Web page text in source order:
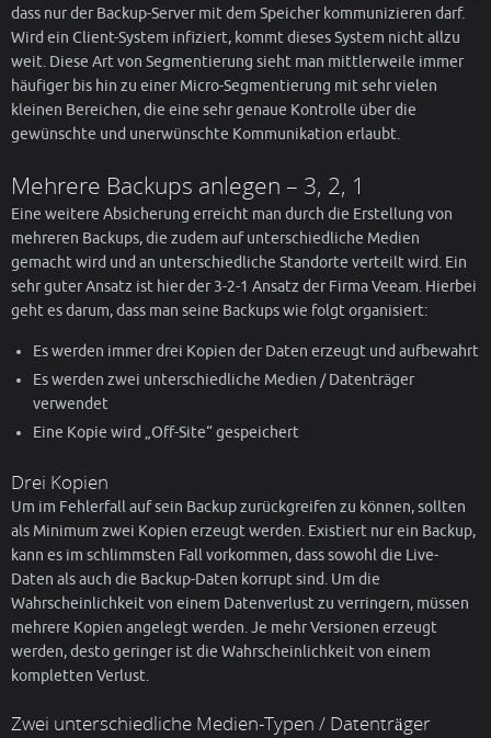
dass nur der Backup-Server mit dem Speicher kommunizieren darf.
Wird ein Client-System infiziert, kommt dieses System nicht allzu
weit. Diese Art von Segmentierung sieht man mittlerweile immer
häufiger bis hin zu einer Micro-Segmentierung mit sehr vielen
kleinen Bereichen, die eine sehr genaue Kontrolle über die
gewünschte und unerwünschte Kommunikation erlaubt.
Mehrere Backups anlegen – 3, 2, 1
Eine weitere Absicherung erreicht man durch die Erstellung von
mehreren Backups, die zudem auf unterschiedliche Medien
gemacht wird und an unterschiedliche Standorte verteilt wird. Ein
sehr guter Ansatz ist hier der 3-2-1 Ansatz der Firma Veeam. Hierbei
geht es darum, dass man seine Backups wie folgt organisiert:
Es werden immer drei Kopien der Daten erzeugt und aufbewahrt
Es werden zwei unterschiedliche Medien / Datenträger
verwendet
Eine Kopie wird „Off-Site“ gespeichert
Drei Kopien
Um im Fehlerfall auf sein Backup zurückgreifen zu können, sollten
als Minimum zwei Kopien erzeugt werden. Existiert nur ein Backup,
kann es im schlimmsten Fall vorkommen, dass sowohl die Live-
Daten als auch die Backup-Daten korrupt sind. Um die
Wahrscheinlichkeit von einem Datenverlust zu verringern, müssen
mehrere Kopien angelegt werden. Je mehr Versionen erzeugt
werden, desto geringer ist die Wahrscheinlichkeit von einem
kompletten Verlust.
Zwei unterschiedliche Medien-Typen / Datenträger